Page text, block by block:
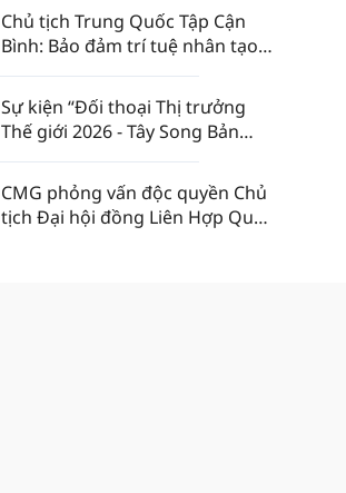
Chủ tịch Trung Quốc Tập Cận
Bình: Bảo đảm trí tuệ nhân tạo
luôn nằm trong sự kiểm soát
của nhân loại
Sự kiện “Đối thoại Thị trưởng
Thế giới 2026 - Tây Song Bản
Nạp” diễn ra tại châu tự trị dân
tộc Thái Tây Song Bản Nạp, tỉnh
Vân Nam, Trung Quốc
CMG phỏng vấn độc quyền Chủ
tịch Đại hội đồng Liên Hợp Quốc